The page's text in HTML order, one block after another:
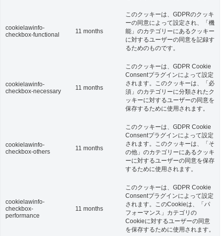
cookielawinfo-
checkbox-functional
11 months
このクッキーは、GDPRのクッキ
ーの同意によって設定され、「機
能」のカテゴリーにあるクッキー
に対するユーザーの同意を記録す
るためのものです。
cookielawinfo-
checkbox-necessary
11 months
このクッキーは、GDPR Cookie
Consentプラグインによって設定
されます。このクッキーは、「必
須」のカテゴリーに分類されたク
ッキーに対するユーザーの同意を
保存するために使用されます。
cookielawinfo-
checkbox-others
11 months
このクッキーは、GDPR Cookie
Consentプラグインによって設定
されます。このクッキーは、「そ
の他」のカテゴリーにあるクッキ
ーに対するユーザーの同意を保存
するために使用されます。
cookielawinfo-
checkbox-
performance
11 months
このクッキーは、GDPR Cookie
Consentプラグインによって設定
されます。このCookieは、「パ
フォーマンス」カテゴリの
Cookieに対するユーザーの同意
を保存するために使用されます。